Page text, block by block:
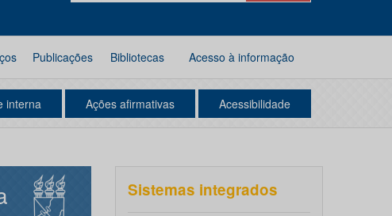
Publicações Bibliotecas Acesso à informação
interna Ações afirmativas Acessibilidade
Sistemas integrados